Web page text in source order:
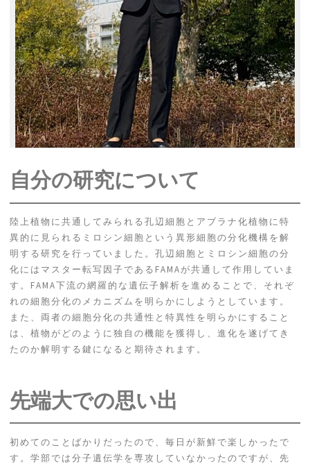
自分の研究について
陸上植物に共通してみられる孔辺細胞とアブラナ化植物に特
異的に見られるミロシン細胞という異形細胞の分化機構を解
明する研究を行っていました。孔辺細胞とミロシン細胞の分
化にはマスター転写因子であるFAMAが共通して作用していま
す。FAMA下流の網羅的な遺伝子解析を進めることで、それぞ
れの細胞分化のメカニズムを明らかにしようとしています。
また、両者の細胞分化の共通性と特異性を明らかにすること
は、植物がどのように独自の機能を獲得し、進化を遂げてき
たのか解明する鍵になると期待されます。
先端大での思い出
初めてのことばかりだったので、毎日が新鮮で楽しかったで
す。学部では分子遺伝学を専攻していなかったのですが、先